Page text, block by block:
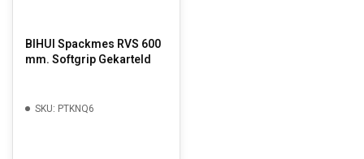
BIHUI Spackmes RVS 600
mm. Softgrip Gekarteld
SKU: PTKNQ6